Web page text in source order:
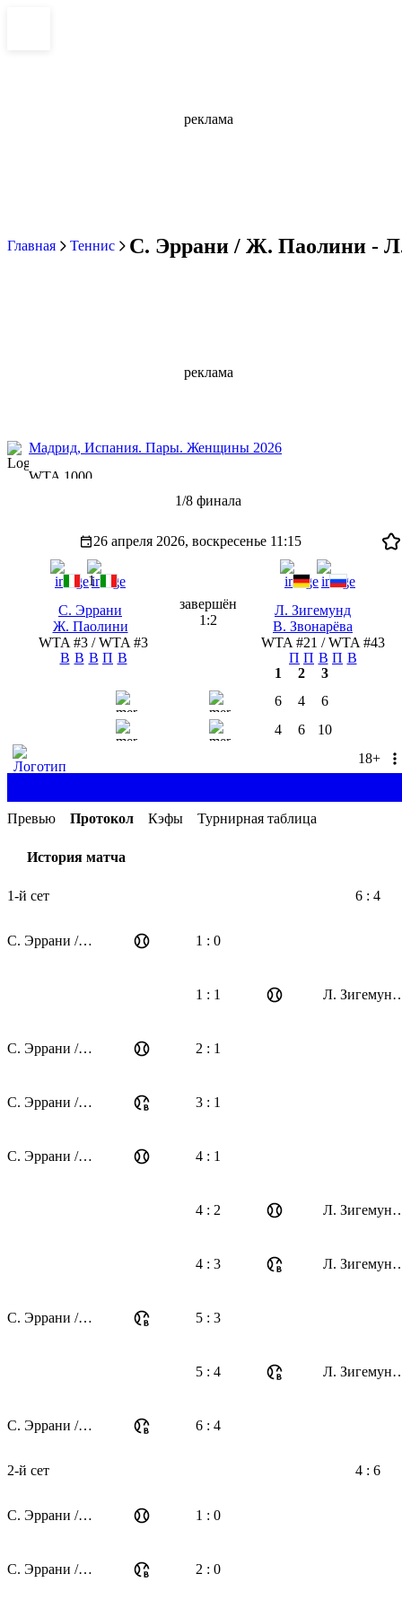
реклама
Главная Теннис С. Эррани / Ж. Паолини - Л.
реклама
Мадрид, Испания. Пары. Женщины 2026
WTA 1000
1/8 финала
26 апреля 2026, воскресенье 11:15
1
С. Эррани
Ж. Паолини
WTA #3 / WTA #3
В В В П В
завершён
1:2
Л. Зигемунд
В. Звонарёва
WTA #21 / WTA #43
П П В П В
1
6
4
2
4
6
3
6
10
18+
Превью Протокол Кэфы Турнирная таблица
История матча
1-й сет 6 : 4
С. Эррани / Ж. Паолини 1 : 0
Л. Зигемунд /
1 : 1
С. Эррани / Ж. Паолини 2 : 1
С. Эррани / Ж. Паолини 3 : 1
С. Эррани / Ж. Паолини 4 : 1
Л. Зигемунд /
4 : 2
Л. Зигемунд /
4 : 3
С. Эррани / Ж. Паолини 5 : 3
Л. Зигемунд /
5 : 4
С. Эррани / Ж. Паолини 6 : 4
2-й сет 4 : 6
С. Эррани / Ж. Паолини 1 : 0
С. Эррани / Ж. Паолини 2 : 0